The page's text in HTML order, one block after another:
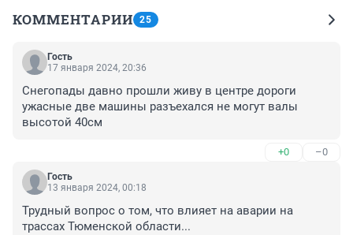
КОММЕНТАРИИ 25
Гость
17 января 2024, 20:36
Снегопады давно прошли живу в центре дороги
ужасные две машины разъехался не могут валы
высотой 40см
+0 –0
Гость
13 января 2024, 00:18
Трудный вопрос о том, что влияет на аварии на
трассах Тюменской области...